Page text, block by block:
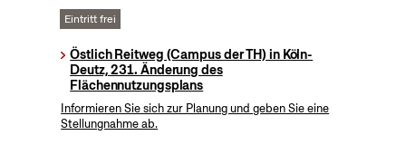
Eintritt frei
Östlich Reitweg (Campus der TH) in Köln-
Deutz, 231. Änderung des
Flächennutzungsplans
Informieren Sie sich zur Planung und geben Sie eine
Stellungnahme ab.